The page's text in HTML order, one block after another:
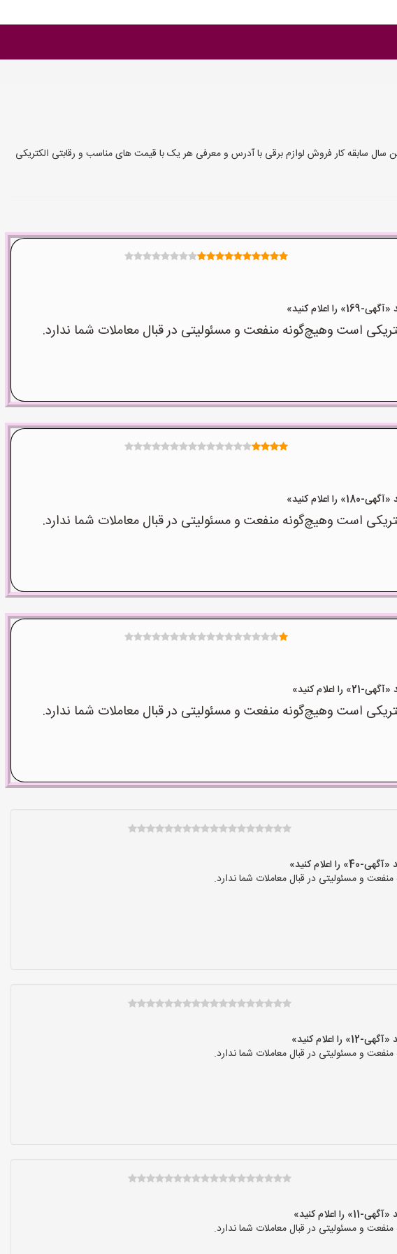
سال سابقه کار فروش لوازم برقی با آدرس و معرفی هر یک با قیمت های مناسب و رقابتی الکتریکی
کنید»
است وهیچ‌گونه منفعت و مسئولیتی در قبال معاملات شما ندارد.
کنید»
است وهیچ‌گونه منفعت و مسئولیتی در قبال معاملات شما ندارد.
کنید»
است وهیچ‌گونه منفعت و مسئولیتی در قبال معاملات شما ندارد.
کنید»
و مسئولیتی در قبال معاملات شما ندارد.
کنید»
و مسئولیتی در قبال معاملات شما ندارد.
کنید»
و مسئولیتی در قبال معاملات شما ندارد.